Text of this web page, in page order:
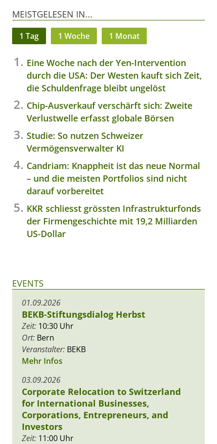
MEISTGELESEN IN...
1 Tag 1 Woche 1 Monat
Eine Woche nach der Yen-Intervention
durch die USA: Der Westen kauft sich Zeit,
die Schuldenfrage bleibt ungelöst
Chip-Ausverkauf verschärft sich: Zweite
Verlustwelle erfasst globale Börsen
Studie: So nutzen Schweizer
Vermögensverwalter KI
Candriam: Knappheit ist das neue Normal
– und die meisten Portfolios sind nicht
darauf vorbereitet
KKR schliesst grössten Infrastrukturfonds
der Firmengeschichte mit 19,2 Milliarden
US-Dollar
EVENTS
01.09.2026
BEKB-Stiftungsdialog Herbst
Zeit: 10:30 Uhr
Ort: Bern
Veranstalter: BEKB
Mehr Infos
03.09.2026
Corporate Relocation to Switzerland
for International Businesses,
Corporations, Entrepreneurs, and
Investors
Zeit: 11:00 Uhr